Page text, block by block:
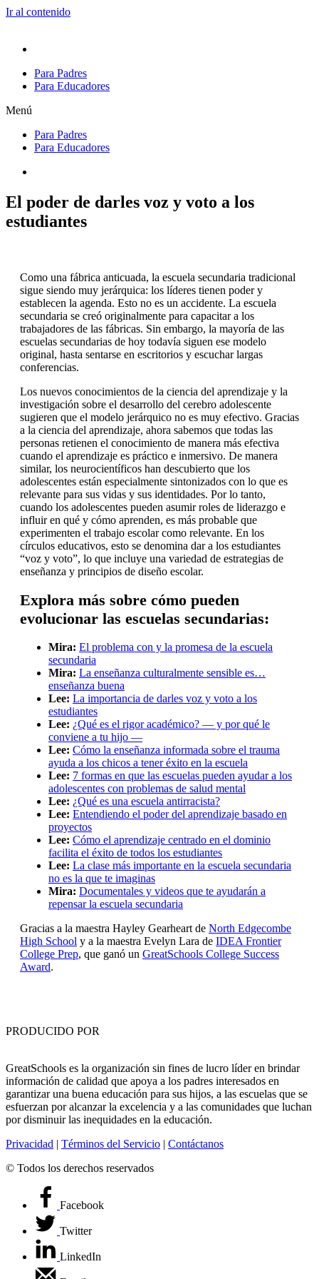
Ir al contenido
Para Padres
Para Educadores
Menú
Para Padres
Para Educadores
El poder de darles voz y voto a los
estudiantes
Como una fábrica anticuada, la escuela secundaria tradicional
sigue siendo muy jerárquica: los líderes tienen poder y
establecen la agenda. Esto no es un accidente. La escuela
secundaria se creó originalmente para capacitar a los
trabajadores de las fábricas. Sin embargo, la mayoría de las
escuelas secundarias de hoy todavía siguen ese modelo
original, hasta sentarse en escritorios y escuchar largas
conferencias.
Los nuevos conocimientos de la ciencia del aprendizaje y la
investigación sobre el desarrollo del cerebro adolescente
sugieren que el modelo jerárquico no es muy efectivo. Gracias
a la ciencia del aprendizaje, ahora sabemos que todas las
personas retienen el conocimiento de manera más efectiva
cuando el aprendizaje es práctico e inmersivo. De manera
similar, los neurocientíficos han descubierto que los
adolescentes están especialmente sintonizados con lo que es
relevante para sus vidas y sus identidades. Por lo tanto,
cuando los adolescentes pueden asumir roles de liderazgo e
influir en qué y cómo aprenden, es más probable que
experimenten el trabajo escolar como relevante. En los
círculos educativos, esto se denomina dar a los estudiantes
“voz y voto”, lo que incluye una variedad de estrategias de
enseñanza y principios de diseño escolar.
Explora más sobre cómo pueden
evolucionar las escuelas secundarias:
Mira: El problema con y la promesa de la escuela
secundaria
Mira: La enseñanza culturalmente sensible es…
enseñanza buena
Lee: La importancia de darles voz y voto a los
estudiantes
Lee: ¿Qué es el rigor académico? — y por qué le
conviene a tu hijo —
Lee: Cómo la enseñanza informada sobre el trauma
ayuda a los chicos a tener éxito en la escuela
Lee: 7 formas en que las escuelas pueden ayudar a los
adolescentes con problemas de salud mental
Lee: ¿Qué es una escuela antirracista?
Lee: Entendiendo el poder del aprendizaje basado en
proyectos
Lee: Cómo el aprendizaje centrado en el dominio
facilita el éxito de todos los estudiantes
Lee: La clase más importante en la escuela secundaria
no es la que te imaginas
Mira: Documentales y videos que te ayudarán a
repensar la escuela secundaria
Gracias a la maestra Hayley Gearheart de North Edgecombe
High School y a la maestra Evelyn Lara de IDEA Frontier
College Prep, que ganó un GreatSchools College Success
Award.
PRODUCIDO POR
GreatSchools es la organización sin fines de lucro líder en brindar
información de calidad que apoya a los padres interesados en
garantizar una buena educación para sus hijos, a las escuelas que se
esfuerzan por alcanzar la excelencia y a las comunidades que luchan
por disminuir las inequidades en la educación.
Privacidad | Términos del Servicio | Contáctanos
© Todos los derechos reservados
Facebook
Twitter
LinkedIn